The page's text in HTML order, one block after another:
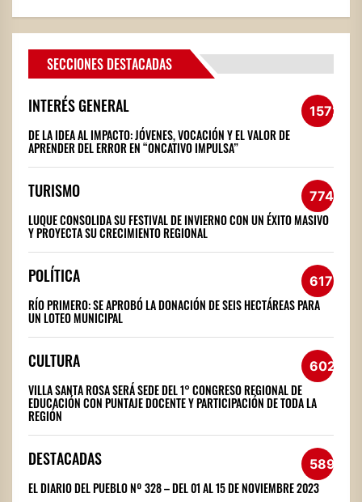
SECCIONES DESTACADAS
INTERÉS GENERAL 1572
DE LA IDEA AL IMPACTO: JÓVENES, VOCACIÓN Y EL VALOR DE
APRENDER DEL ERROR EN “ONCATIVO IMPULSA”
TURISMO 774
LUQUE CONSOLIDA SU FESTIVAL DE INVIERNO CON UN ÉXITO MASIVO
Y PROYECTA SU CRECIMIENTO REGIONAL
POLÍTICA 617
RÍO PRIMERO: SE APROBÓ LA DONACIÓN DE SEIS HECTÁREAS PARA
UN LOTEO MUNICIPAL
CULTURA 602
VILLA SANTA ROSA SERÁ SEDE DEL 1° CONGRESO REGIONAL DE
EDUCACIÓN CON PUNTAJE DOCENTE Y PARTICIPACIÓN DE TODA LA
REGIÓN
DESTACADAS 589
EL DIARIO DEL PUEBLO Nº 328 – DEL 01 AL 15 DE NOVIEMBRE 2023